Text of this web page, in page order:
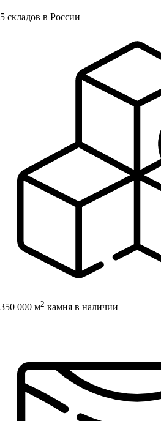
5 складов в России
350 000 м2 камня в наличии